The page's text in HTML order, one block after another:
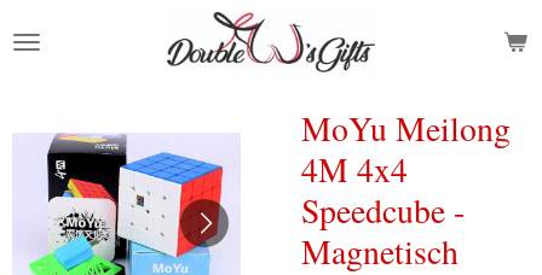
direct
hoofdinhoud
MoYu Meilong
4M 4x4
Speedcube -
Magnetisch